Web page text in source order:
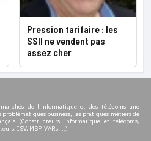
Pression tarifaire : les
SSII ne vendent pas
assez cher
marchés de l'informatique et des télécoms une
business, les pratiques métiers de
(Constructeurs informatique et télécoms,
ISV, MSP, VARs,...)